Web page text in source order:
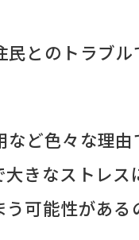
とのトラブ
ど色々な理
きなストレ
可能性がある